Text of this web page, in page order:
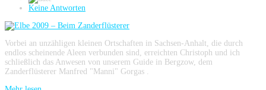
Keine Antworten
Vorbei an unzähligen kleinen Ortschaften in Sachsen-Anhalt, die durch
endlos scheinende Aleen verbunden sind, erreichten Christoph und ich
schließlich das Anwesen von unserem Guide in Bergzow, dem
Zanderflüsterer Manfred "Manni" Gorgas .